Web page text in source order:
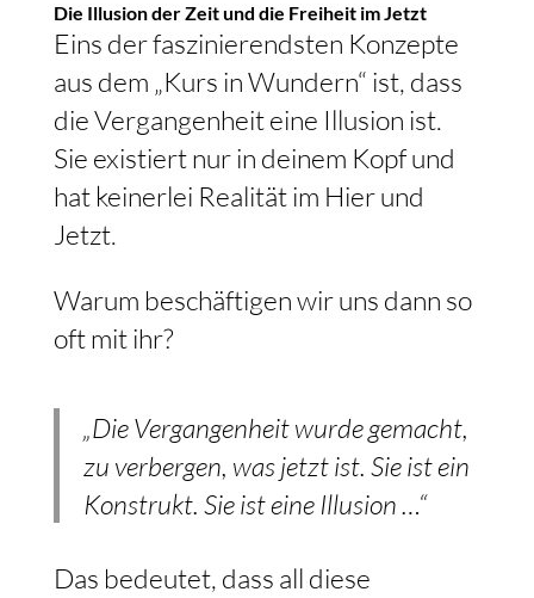
Die Illusion der Zeit und die Freiheit im Jetzt
Eins der faszinierendsten Konzepte
aus dem „Kurs in Wundern“ ist, dass
die Vergangenheit eine Illusion ist.
Sie existiert nur in deinem Kopf und
hat keinerlei Realität im Hier und
Jetzt.
Warum beschäftigen wir uns dann so
oft mit ihr?
„Die Vergangenheit wurde gemacht,
zu verbergen, was jetzt ist. Sie ist ein
Konstrukt. Sie ist eine Illusion …“
Das bedeutet, dass all diese